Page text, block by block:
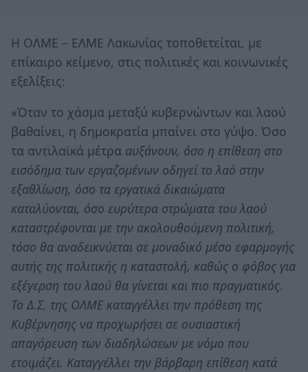
Η ΟΛΜΕ – ΕΛΜΕ Λακωνίας τοποθετείται, με
επίκαιρο κείμενο, στις πολιτικές και κοινωνικές
εξελίξεις:
«Όταν το χάσμα μεταξύ κυβερνώντων και λαού
βαθαίνει, η δημοκρατία μπαίνει στο γύψο. Όσο
τα αντιλαϊκά μέτρα αυξάνουν, όσο η επίθεση στο
εισόδημα των εργαζομένων οδηγεί το λαό στην
εξαθλίωση, όσο τα εργατικά δικαιώματα
καταλύονται, όσο ευρύτερα στρώματα του λαού
καταστρέφονται με την ακολουθούμενη πολιτική,
τόσο θα αναδεικνύεται σε μοναδικό μέσο εφαρμογής
αυτής της πολιτικής η καταστολή, καθώς ο φόβος για
εξέγερση του λαού θα γίνεται και πιο πραγματικός.
Το Δ.Σ. της ΟΛΜΕ καταγγέλλει την πρόθεση της
Κυβέρνησης να προχωρήσει σε ουσιαστική
απαγόρευση των διαδηλώσεων με νόμο που
ετοιμάζει. Καταγγέλλει την βάρβαρη επίθεση κατά